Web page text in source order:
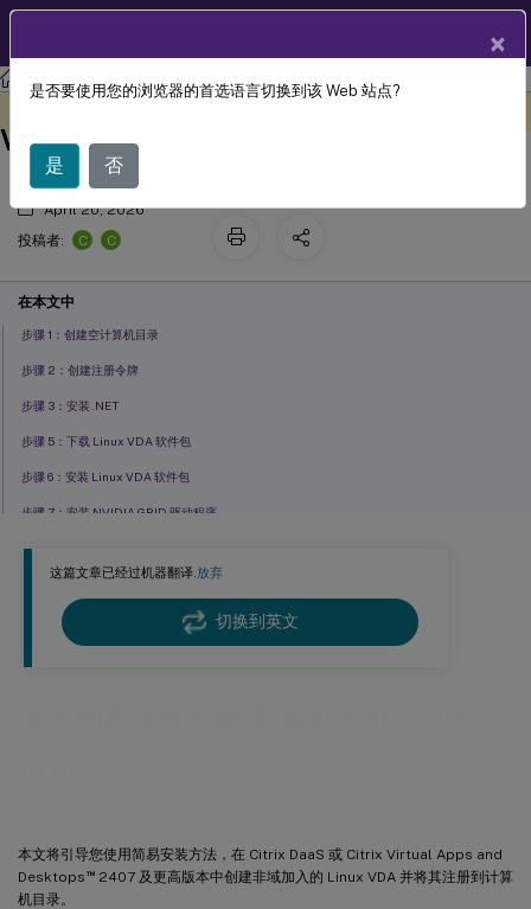
Linux 虚拟投递代理 Linux 虚拟投递代理 2511
这篇文章已经过机器翻译.放弃
切换到英文
本文将引导您使用简易安装方法，在 Citrix DaaS 或 Citrix Virtual Apps and
Desktops ™2407 及更高版本中创建非域加入的 Linux VDA 并将其注册到计算
机目录。
使用简易安装创建非域加入的 Linux
VDA
April 20, 2026
投稿者:
C C
在本文中
步骤 1：创建空计算机目录
步骤 2：创建注册令牌
步骤 3：安装 .NET
步骤 5：下载 Linux VDA 软件包
步骤 6：安装 Linux VDA 软件包
步骤 7：安装 NVIDIA GRID 驱动程序
步骤 8：指定要使用的数据库
步骤 9：运行简易安装脚本以配置环境和 VDA 以完成安装
ctxinstall.sh
启用本地帐户映射
×
是否要使用您的浏览器的首选语言切换到该 Web 站点?
是 否